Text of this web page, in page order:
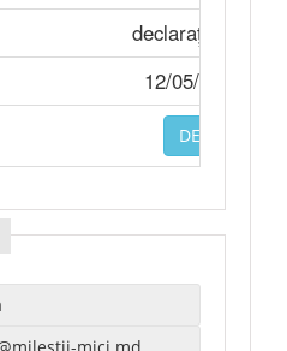
declarație,
12/05/2026
DESCARCA